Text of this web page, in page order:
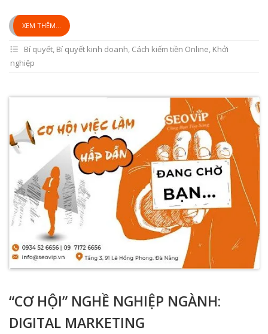
XEM THÊM...
Bí quyết, Bí quyết kinh doanh, Cách kiếm tiền Online, Khởi
nghiệp
“CƠ HỘI” NGHỀ NGHIỆP NGÀNH:
DIGITAL MARKETING